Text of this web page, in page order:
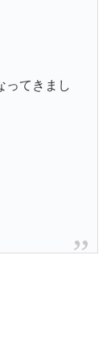
ってきまし